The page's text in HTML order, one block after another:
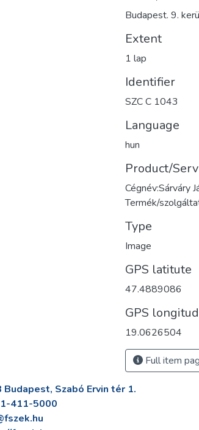
Budapest. 9.
Extent
1 lap
Identifier
SZC C 1043
Language
hun
Product/
Cégnév:Sárváry
Termék/
Type
Image
GPS latitute
47.4889086
GPS
19.0626504
Full item
Budapest, Szabó Ervin tér 1.
411-5000